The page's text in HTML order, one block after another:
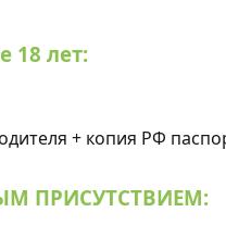
18 лет:
+ копия РФ
ПРИСУТСТВИЕМ: